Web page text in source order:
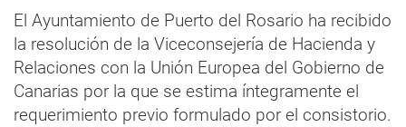
El Ayuntamiento de Puerto del Rosario ha recibido
la resolución de la Viceconsejería de Hacienda y
Relaciones con la Unión Europea del Gobierno de
Canarias por la que se estima íntegramente el
requerimiento previo formulado por el consistorio.